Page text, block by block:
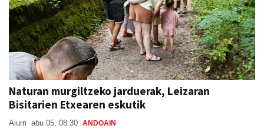
Naturan murgiltzeko jarduerak, Leizaran
Bisitarien Etxearen eskutik
Aiurri abu 05, 08:30 ANDOAIN